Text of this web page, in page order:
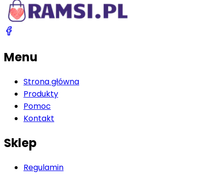
Menu
Strona główna
Produkty
Pomoc
Kontakt
Sklep
Regulamin